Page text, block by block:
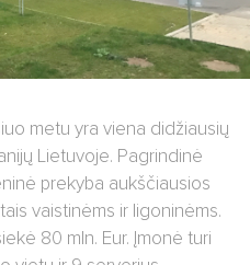
metu yra viena didžiausių
Lietuvoje. Pagrindinė
prekyba aukščiausios
vaistinėms ir ligoninėms.
80 mln. Eur. Įmonė turi